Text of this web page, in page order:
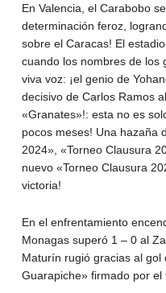
En Valencia, el Carabobo
determinación feroz,
sobre el Caracas! El
cuando los nombres de los
viva voz: ¡el genio de
decisivo de Carlos Ramos
«Granates»!: esta no es
pocos meses! Una hazaña
2024», «Torneo Clausura
nuevo «Torneo Clausura
victoria!
En el enfrentamiento
Monagas superó 1 – 0 al
Maturín rugió gracias al gol
Guarapiche» firmado por el